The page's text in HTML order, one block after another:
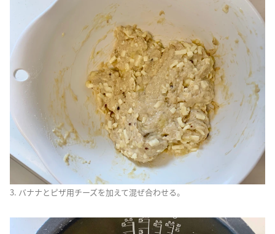
3. バナナとピザ用チーズを加えて混ぜ合わせる。